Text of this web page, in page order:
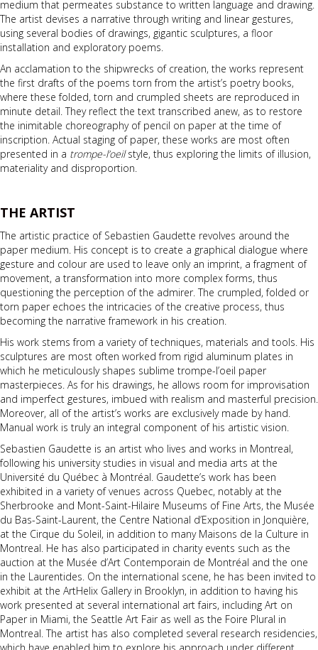
medium that permeates substance to written language and drawing.
The artist devises a narrative through writing and linear gestures,
using several bodies of drawings, gigantic sculptures, a floor
installation and exploratory poems.
An acclamation to the shipwrecks of creation, the works represent
the first drafts of the poems torn from the artist’s poetry books,
where these folded, torn and crumpled sheets are reproduced in
minute detail. They reflect the text transcribed anew, as to restore
the inimitable choreography of pencil on paper at the time of
inscription. Actual staging of paper, these works are most often
presented in a trompe-l’oeilstyle, thus exploring the limits of illusion,
materiality and disproportion.
THE ARTIST
The artistic practice of Sebastien Gaudette revolves around the
paper medium. His concept is to create a graphical dialogue where
gesture and colour are used to leave only an imprint, a fragment of
movement, a transformation into more complex forms, thus
questioning the perception of the admirer. The crumpled, folded or
torn paper echoes the intricacies of the creative process, thus
becoming the narrative framework in his creation.
His work stems from a variety of techniques, materials and tools. His
sculptures are most often worked from rigid aluminum plates in
which he meticulously shapes sublime trompe-l’oeil paper
masterpieces. As for his drawings, he allows room for improvisation
and imperfect gestures, imbued with realism and masterful precision.
Moreover, all of the artist’s works are exclusively made by hand.
Manual work is truly an integral component of his artistic vision.
Sebastien Gaudette is an artist who lives and works in Montreal,
following his university studies in visual and media arts at the
Université du Québec à Montréal. Gaudette’s work has been
exhibited in a variety of venues across Quebec, notably at the
Sherbrooke and Mont-Saint-Hilaire Museums of Fine Arts, the Musée
du Bas-Saint-Laurent, the Centre National d’Exposition in Jonquière,
at the Cirque du Soleil, in addition to many Maisons de la Culture in
Montreal. He has also participated in charity events such as the
auction at the Musée d’Art Contemporain de Montréal and the one
in the Laurentides. On the international scene, he has been invited to
exhibit at the ArtHelix Gallery in Brooklyn, in addition to having his
work presented at several international art fairs, including Art on
Paper in Miami, the Seattle Art Fair as well as the Foire Plural in
Montreal. The artist has also completed several research residencies,